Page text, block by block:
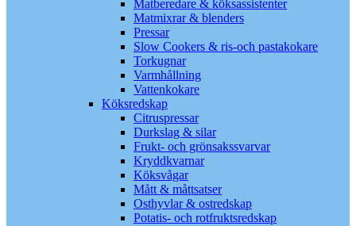
Matberedare & köksassistenter
Matmixrar & blenders
Pressar
Slow Cookers & ris-och pastakokare
Torkugnar
Varmhållning
Vattenkokare
Köksredskap
Citruspressar
Durkslag & silar
Frukt- och grönsakssvarvar
Kryddkvarnar
Köksvågar
Mått & måttsatser
Osthyvlar & ostredskap
Potatis- och rotfruktsredskap